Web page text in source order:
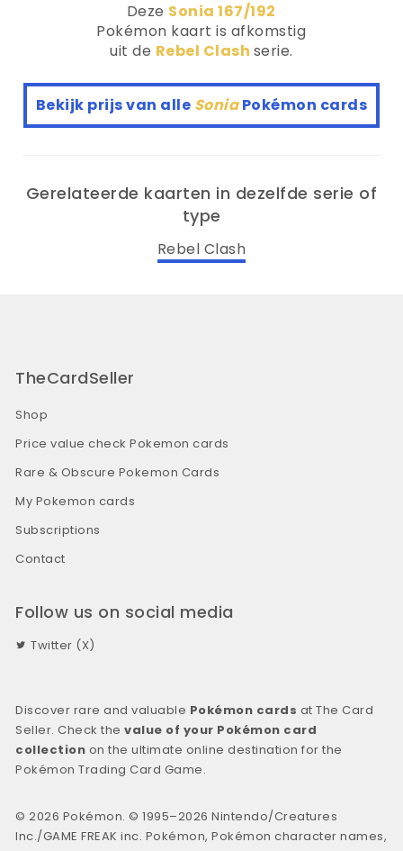
Deze Sonia 167/192
Pokémon kaart is afkomstig
uit de Rebel Clash serie.
Bekijk prijs van alle SoniaPokémon cards
Gerelateerde kaarten in dezelfde serie of
type
Rebel Clash
TheCardSeller
Shop
Price value check Pokemon cards
Rare & Obscure Pokemon Cards
My Pokemon cards
Subscriptions
Contact
Follow us on social media
Twitter (X)
Discover rare and valuable Pokémon cards at The Card
Seller. Check thevalue of your Pokémon card
collection on the ultimate online destination for the
Pokémon Trading Card Game.
© 2026 Pokémon. © 1995–2026 Nintendo/Creatures
Inc./GAME FREAK inc. Pokémon, Pokémon character names,